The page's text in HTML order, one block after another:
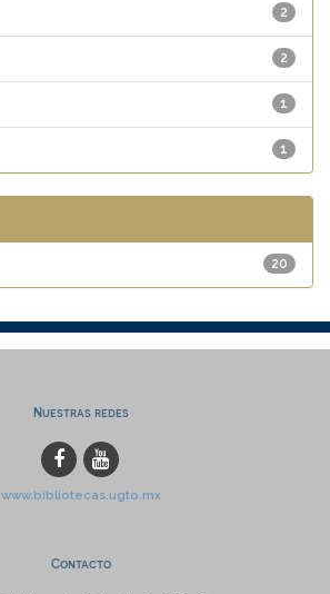
2
2
1
1
20
Nuestras redes
www.bibliotecas.ugto.mx
Contacto